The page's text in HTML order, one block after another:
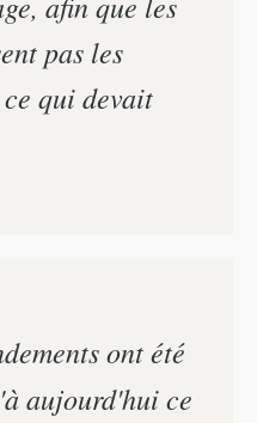
pas les
qui devait
ont été
aujourd'hui ce